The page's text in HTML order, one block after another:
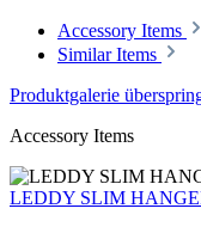
Accessory Items
Similar Items
Produktgalerie
Accessory Items
LEDDY SLIM